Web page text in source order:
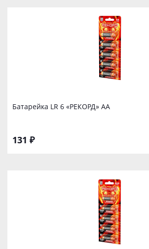
Батарейка LR 6 «РЕКОРД» АА
131 ₽